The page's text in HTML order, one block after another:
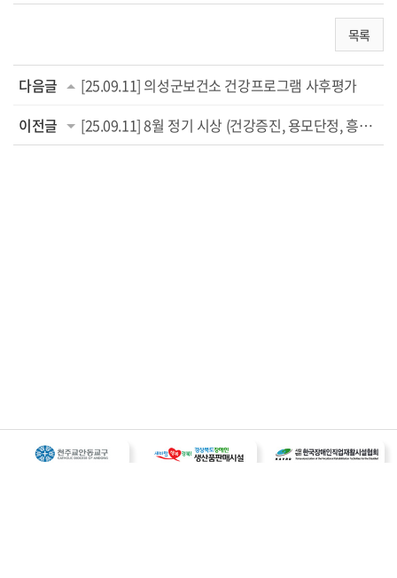
목록
다음글
[25.09.11] 의성군보건소 건강프로그램 사후평가
이전글
[25.09.11] 8월 정기 시상 (건강증진, 용모단정, 흥부자상)